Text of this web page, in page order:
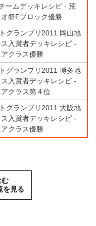
ームデッキレシピ - 荒
祭Fブロック優勝
グランプリ2011 岡山地
入賞者デッキレシピ -
クラス優勝
グランプリ2011 博多地
入賞者デッキレシピ -
クラス第４位
グランプリ2011 大阪地
入賞者デッキレシピ -
クラス優勝
む
を見る